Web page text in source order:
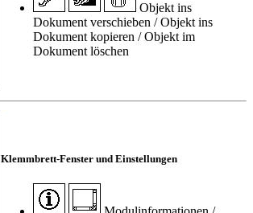
Objekt ins
Dokument verschieben / Objekt ins
Dokument kopieren / Objekt im
Dokument löschen
Klemmbrett-Fenster und Einstellungen